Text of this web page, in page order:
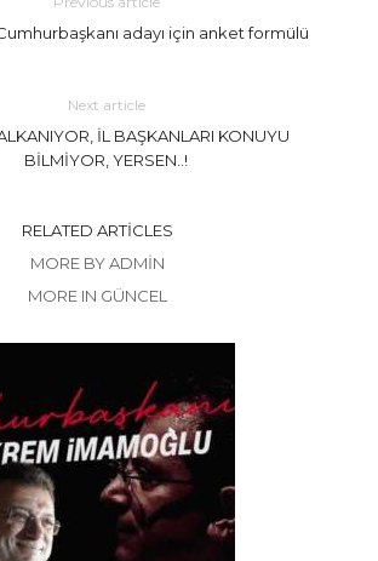
adayı için anket formülü
Next article
İL BAŞKANLARI KONUYU
BİLMİYOR, YERSEN..!
RELATED ARTICLES
MORE BY ADMIN
MORE IN GÜNCEL